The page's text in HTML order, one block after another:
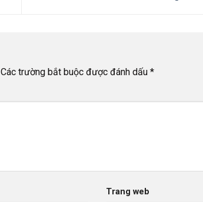
Các trường bắt buộc được đánh dấu *
Trang web